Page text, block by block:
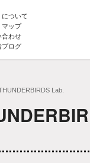
について
マップ
合わせ
ブログ
Lab.